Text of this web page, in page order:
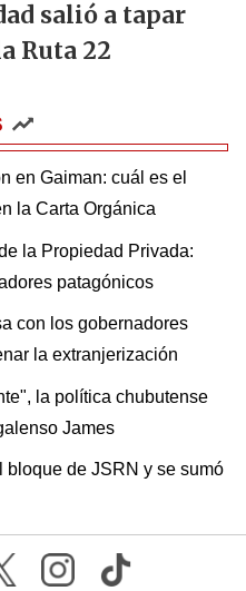
salió a tapar
Ruta 22
en Gaiman: cuál es el
la Carta Orgánica
la Propiedad Privada:
patagónicos
con los gobernadores
la extranjerización
la política chubutense
James
bloque de JSRN y se sumó